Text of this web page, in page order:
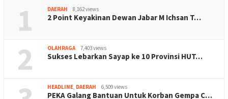
1 DAERAH 8,162 views
2 Point Keyakinan Dewan Jabar M Ichsan T…
2 OLAHRAGA 7,403 views
Sukses Lebarkan Sayap ke 10 Provinsi HUT…
HEADLINE, DAERAH 6,509 views
PEKA Galang Bantuan Untuk Korban Gempa C…